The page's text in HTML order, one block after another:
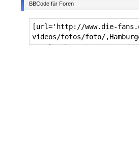
BBCode für Foren